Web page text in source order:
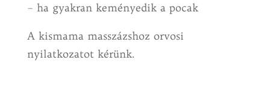
– ha gyakran keményedik a pocak
A kismama masszázshoz orvosi
nyilatkozatot kérünk.